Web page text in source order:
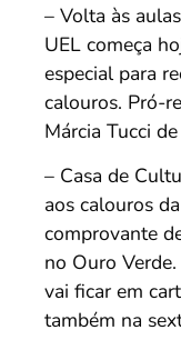
– Volta às
UEL começa
especial para
calouros. Pró-
Márcia Tucci
– Casa de
aos calouros
comprovante
no Ouro
vai ficar em
também na